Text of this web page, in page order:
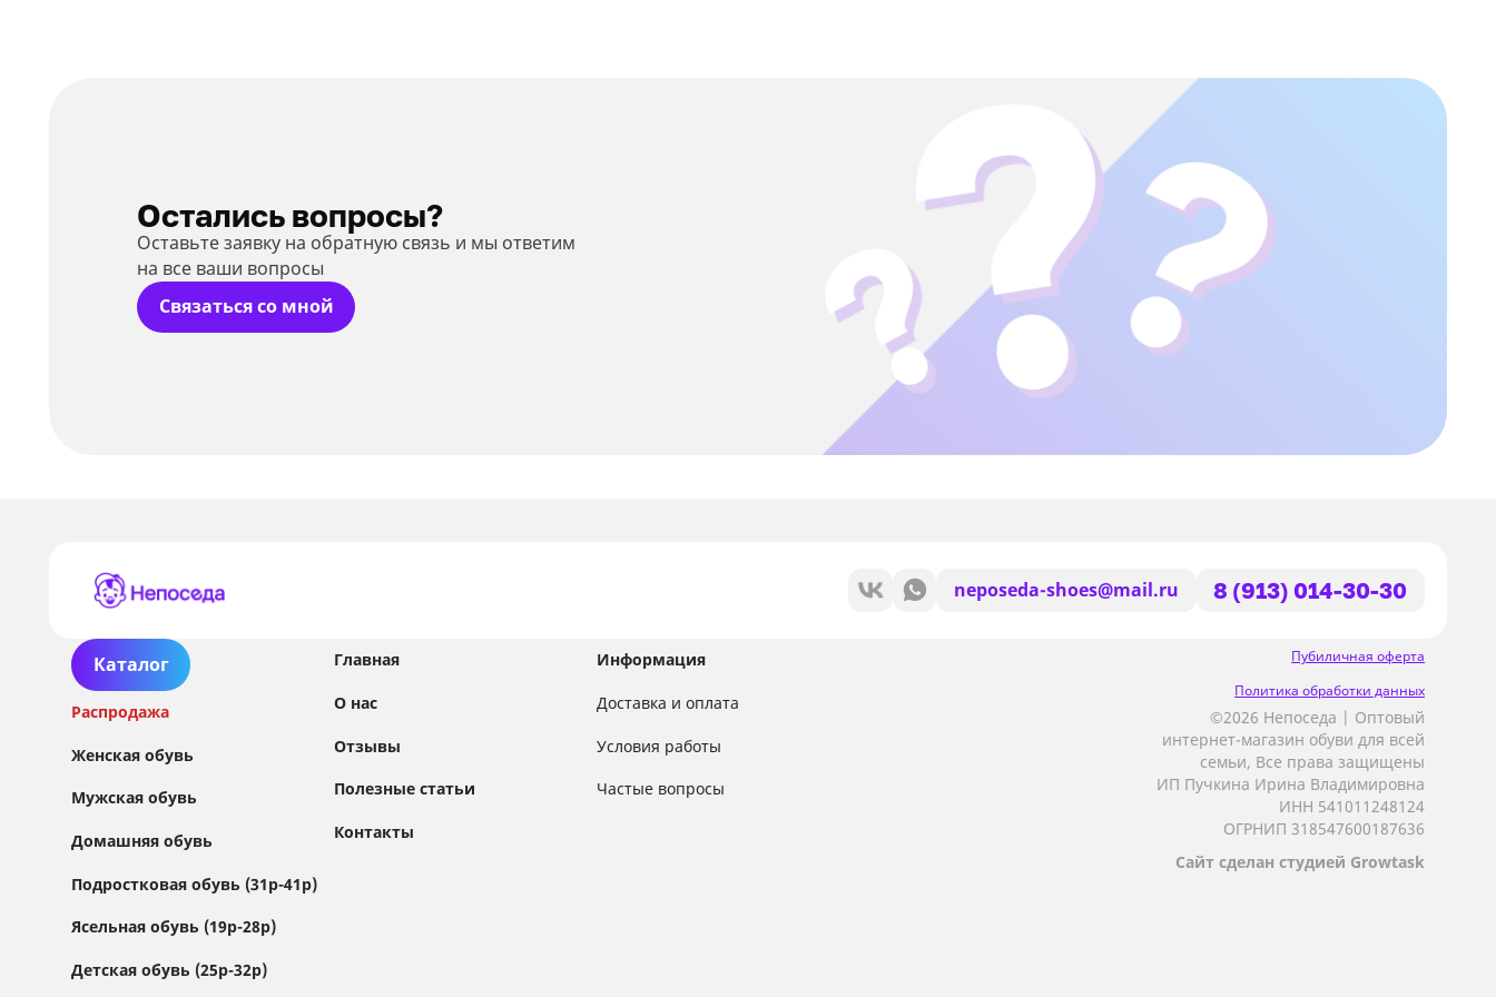
Остались вопросы?
Оставьте заявку на обратную связь и мы ответим
на все ваши вопросы
Связаться со мной
neposeda-shoes@mail.ru 8 (913) 014-30-30
Каталог
Распродажа
Женская обувь
Мужская обувь
Домашняя обувь
Подростковая обувь (31р-41р)
Ясельная обувь (19р-28р)
Детская обувь (25р-32р)
Главная
О нас
Отзывы
Полезные статьи
Контакты
Информация
Доставка и оплата
Условия работы
Частые вопросы
Пубиличная оферта
Политика обработки данных
©2026 Непоседа | Оптовый
интернет-магазин обуви для всей
семьи, Все права защищены
ИП Пучкина Ирина Владимировна
ИНН 541011248124
ОГРНИП 318547600187636
Сайт сделан студией Growtask
Сайт использует файлы Cookie
сервисы (Yandex.Metrica и AppMetrica) для
и улучшения сайта.